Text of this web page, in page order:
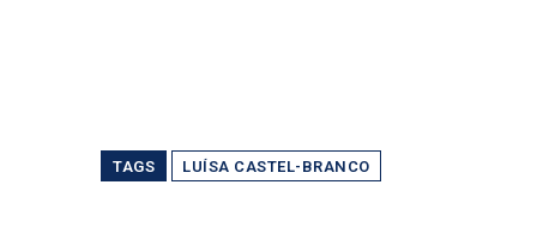
TAGS LUÍSA CASTEL-BRANCO